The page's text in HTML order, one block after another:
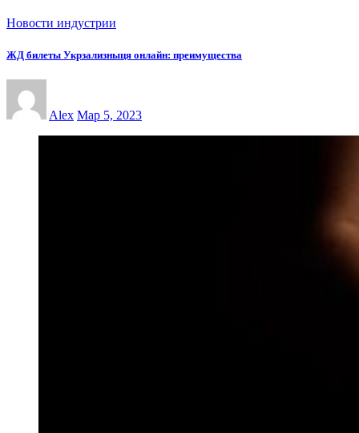
Новости индустрии
ЖД билеты Укрзализныця онлайн: преимущества
Alex Мар 5, 2023